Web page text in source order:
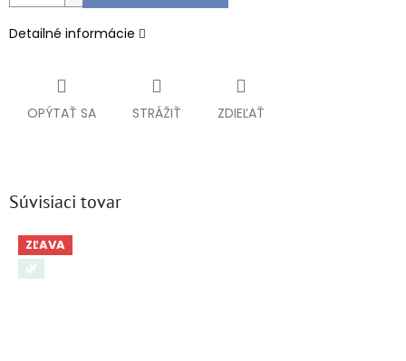
Detailné informácie
OPÝTAŤ SA STRÁŽIŤ ZDIEĽAŤ
Súvisiaci tovar
ZĽAVA
🌿